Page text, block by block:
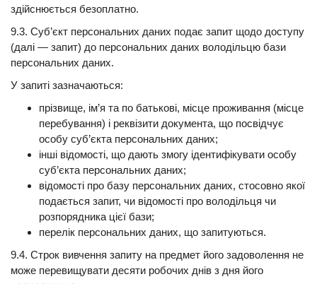
здійснюється безоплатно.
9.3. Суб’єкт персональних даних подає запит щодо доступу
(далі — запит) до персональних даних володільцю бази
персональних даних.
У запиті зазначаються:
прізвище, ім’я та по батькові, місце проживання (місце
перебування) і реквізити документа, що посвідчує
особу суб’єкта персональних даних;
інші відомості, що дають змогу ідентифікувати особу
суб’єкта персональних даних;
відомості про базу персональних даних, стосовно якої
подається запит, чи відомості про володільця чи
розпорядника цієї бази;
перелік персональних даних, що запитуються.
9.4. Строк вивчення запиту на предмет його задоволення не
може перевищувати десяти робочих днів з дня його